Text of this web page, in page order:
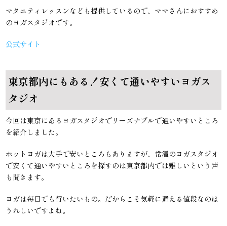
マタニティレッスンなども提供しているので、ママさんにおすすめ
のヨガスタジオです。
公式サイト
東京都内にもある！安くて通いやすいヨガス
タジオ
今回は東京にあるヨガスタジオでリーズナブルで通いやすいところ
を紹介しました。
ホットヨガは大手で安いところもありますが、常温のヨガスタジオ
で安くて通いやすいところを探すのは東京都内では難しいという声
も聞きます。
ヨガは毎日でも行いたいもの。だからこそ気軽に通える値段なのは
うれしいですよね。